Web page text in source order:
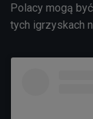
Polacy mogą
tych igrzyskach